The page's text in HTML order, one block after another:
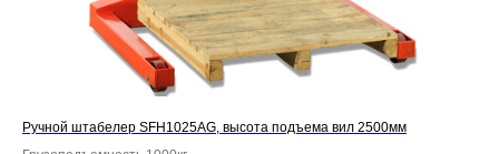
Ручной штабелер SFH1025AG, высота подъема вил 2500мм